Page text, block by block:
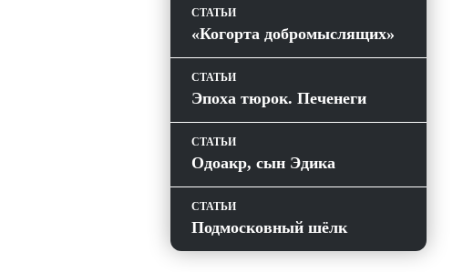
СТАТЬИ
«Когорта добромыслящих»
СТАТЬИ
Эпоха тюрок. Печенеги
СТАТЬИ
Одоакр, сын Эдика
СТАТЬИ
Подмосковный шёлк